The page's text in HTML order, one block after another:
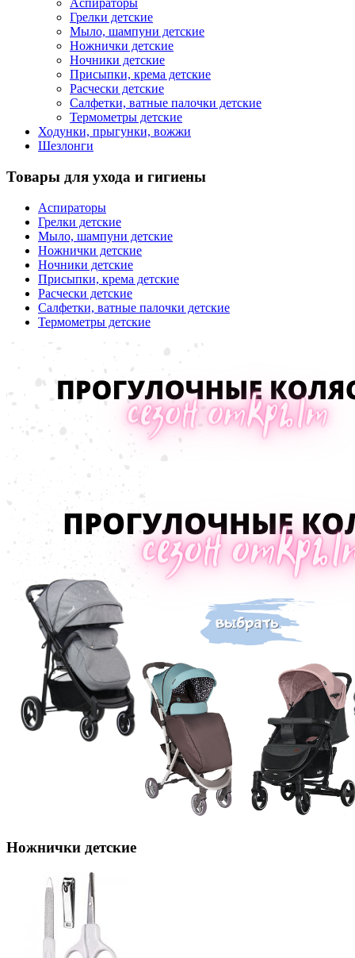
Аспираторы
Грелки детские
Мыло, шампуни детские
Ножнички детские
Ночники детские
Присыпки, крема детские
Расчески детские
Салфетки, ватные палочки детские
Термометры детские
Ходунки, прыгунки, вожжи
Шезлонги
Товары для ухода и гигиены
Аспираторы
Грелки детские
Мыло, шампуни детские
Ножнички детские
Ночники детские
Присыпки, крема детские
Расчески детские
Салфетки, ватные палочки детские
Термометры детские
Ножнички детские